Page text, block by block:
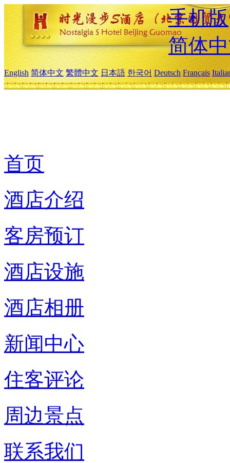
手机版
简体
English 简体中文 繁體中文 日本語 한국어 Deutsch Français
首页
酒店介绍
客房预订
酒店设施
酒店相册
新闻中心
住客评论
周边景点
联系我们